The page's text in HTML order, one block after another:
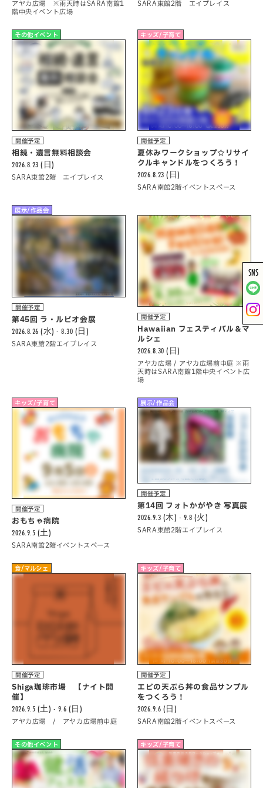
アヤカ広場 ※雨天時はSARA南館1
階中央イベント広場
SARA東館2階 エイプレイス
その他イベント
開催予定
相続・遺言無料相談会
2026.8.23 (日)
SARA東館2階 エイプレイス
キッズ/子育て
開催予定
夏休みワークショップ☆リサイ
クルキャンドルをつくろう！
2026.8.23 (日)
SARA南館2階イベントスペース
展示/作品会
開催予定
第45回 ラ・ルビオ会展
2026.8.26 (水) - 8.30 (日)
SARA東館2階エイプレイス
開催予定
Hawaiian フェスティバル＆マ
ルシェ
2026.8.30 (日)
アヤカ広場 / アヤカ広場前中庭 ※雨
天時はSARA南館1階中央イベント広
場
キッズ/子育て
開催予定
おもちゃ病院
2026.9.5 (土)
SARA南館2階イベントスペース
展示/作品会
開催予定
第14回 フォトかがやき 写真展
2026.9.3 (木) - 9.8 (火)
SARA東館2階エイプレイス
食/マルシェ
開催予定
Shiga珈琲市場 【ナイト開
催】
2026.9.5 (土) - 9.6 (日)
アヤカ広場 / アヤカ広場前中庭
キッズ/子育て
開催予定
エビの天ぷら丼の食品サンプル
をつくろう！
2026.9.6 (日)
SARA南館2階イベントスペース
その他イベント キッズ/子育て
SNS